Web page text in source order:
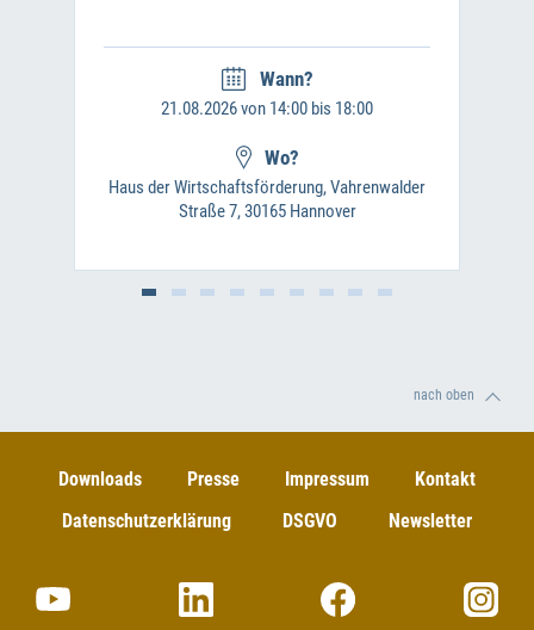
Wann?
21.08.2026 von 14:00 bis 18:00
Wo?
Haus der Wirtschaftsförderung, Vahrenwalder
Straße 7, 30165 Hannover
nach oben
Downloads Presse Impressum
Kontakt
Datenschutzerklärung
DSGVO Newsletter